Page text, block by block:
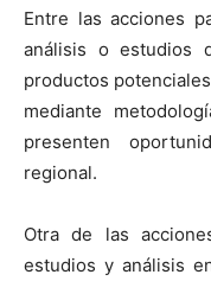
Entre las acciones
análisis o estudios
productos
mediante
presenten
regional.
Otra de las
estudios y análisis